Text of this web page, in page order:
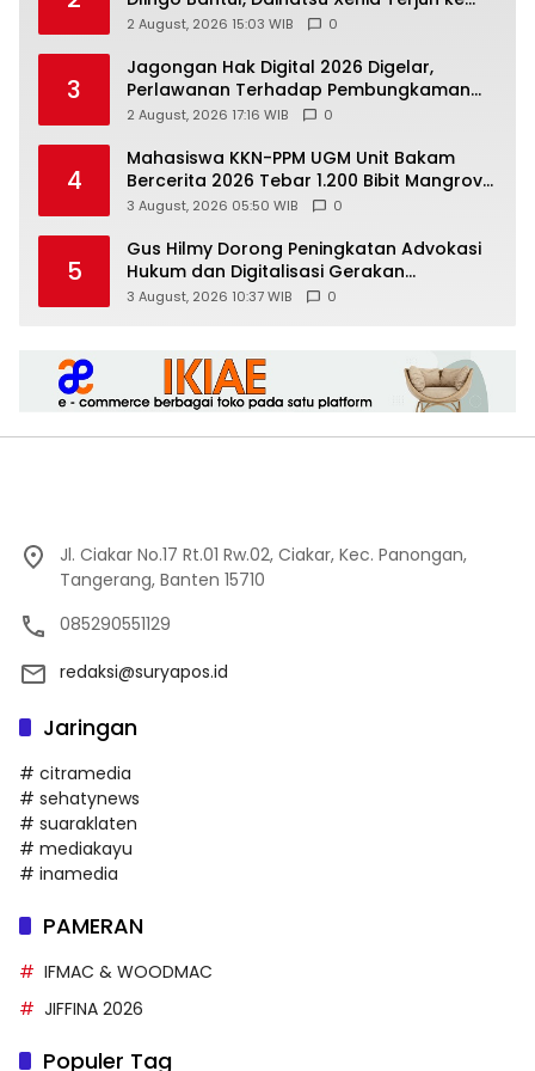
Jurang
2 August, 2026 15:03 WIB 0
3
Jagongan Hak Digital 2026 Digelar,
Perlawanan Terhadap Pembungkaman
Media Digital
2 August, 2026 17:16 WIB 0
4
Mahasiswa KKN-PPM UGM Unit Bakam
Bercerita 2026 Tebar 1.200 Bibit Mangrove
di Sungai Air Layang
3 August, 2026 05:50 WIB 0
5
Gus Hilmy Dorong Peningkatan Advokasi
Hukum dan Digitalisasi Gerakan
Meningkatkan Kualitas PMII DIY
3 August, 2026 10:37 WIB 0
Jl. Ciakar No.17 Rt.01 Rw.02, Ciakar, Kec. Panongan,
Tangerang, Banten 15710
085290551129
redaksi@suryapos.id
Jaringan
# citramedia
# sehatynews
# suaraklaten
# mediakayu
# inamedia
PAMERAN
IFMAC & WOODMAC
JIFFINA 2026
Populer Tag